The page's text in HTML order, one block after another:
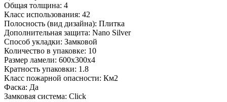
Общая толщина: 4
Класс использования: 42
Полосность (вид дизайна): Плитка
Дополнительная защита: Nano Silver
Способ укладки: Замковой
Количество в упаковке: 10
Размер ламели: 600х300х4
Кратность упаковки: 1.8
Класс пожарной опасности: Км2
Фаска: Да
Замковая система: Click